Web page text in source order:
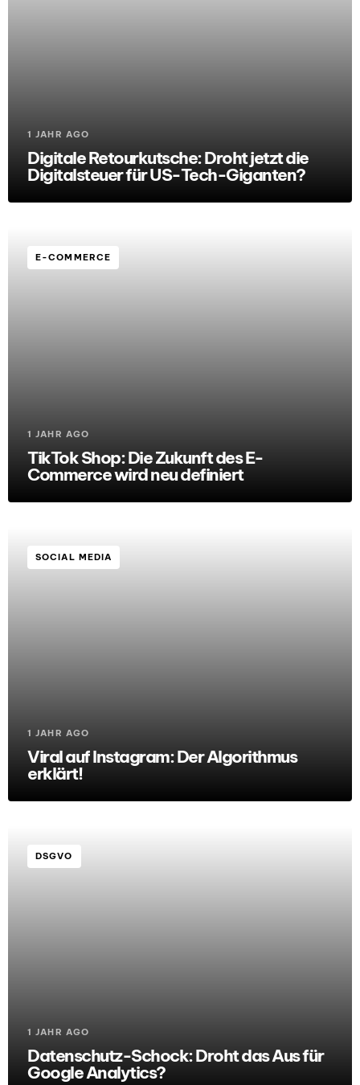
1 JAHR AGO
Digitale Retourkutsche: Droht jetzt die
Digitalsteuer für US-Tech-Giganten?
E-COMMERCE
1 JAHR AGO
TikTok Shop: Die Zukunft des E-
Commerce wird neu definiert
SOCIAL MEDIA
1 JAHR AGO
Viral auf Instagram: Der Algorithmus
erklärt!
DSGVO
1 JAHR AGO
Datenschutz-Schock: Droht das Aus für
Google Analytics?